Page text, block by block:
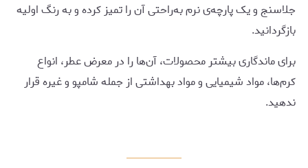
جلاسنج و یک پارچه‌ی نرم به‌راحتی آن را تمیز کرده و به رنگ اولیه
بازگردانید.
برای ماندگاری بیشتر محصولات، آن‌ها را در معرض عطر، انواع
کرم‌ها، مواد شیمیایی و مواد بهداشتی از جمله شامپو و غیره قرار
ندهید.